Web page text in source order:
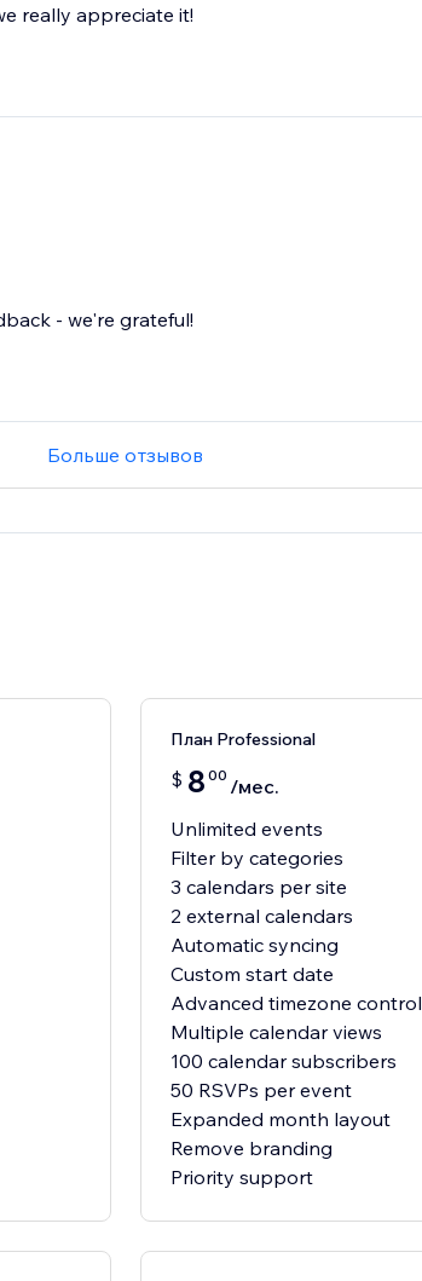
really appreciate it!
- we're grateful!
Больше отзывов
План Professional
$ 8 00 /мес.
Unlimited events
Filter by categories
3 calendars per site
2 external calendars
Automatic syncing
Custom start date
Advanced timezone control
Multiple calendar views
100 calendar subscribers
50 RSVPs per event
Expanded month layout
Remove branding
Priority support